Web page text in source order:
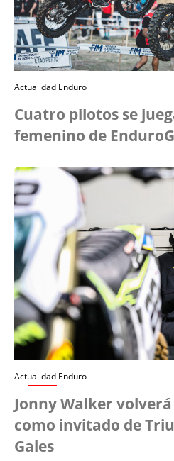
Actualidad Enduro
Cuatro pilotos se
femenino de
Actualidad Enduro
Jonny Walker
como invitado de
Gales